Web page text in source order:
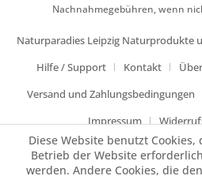
Nachnahmegebühren, wenn
Naturparadies Leipzig Naturprodukte
Hilfe / Support
Kontakt
Versand und Zahlungsbedingungen
Impressum
Diese Website benutzt
Betrieb der Website
werden. Andere Cookies, die